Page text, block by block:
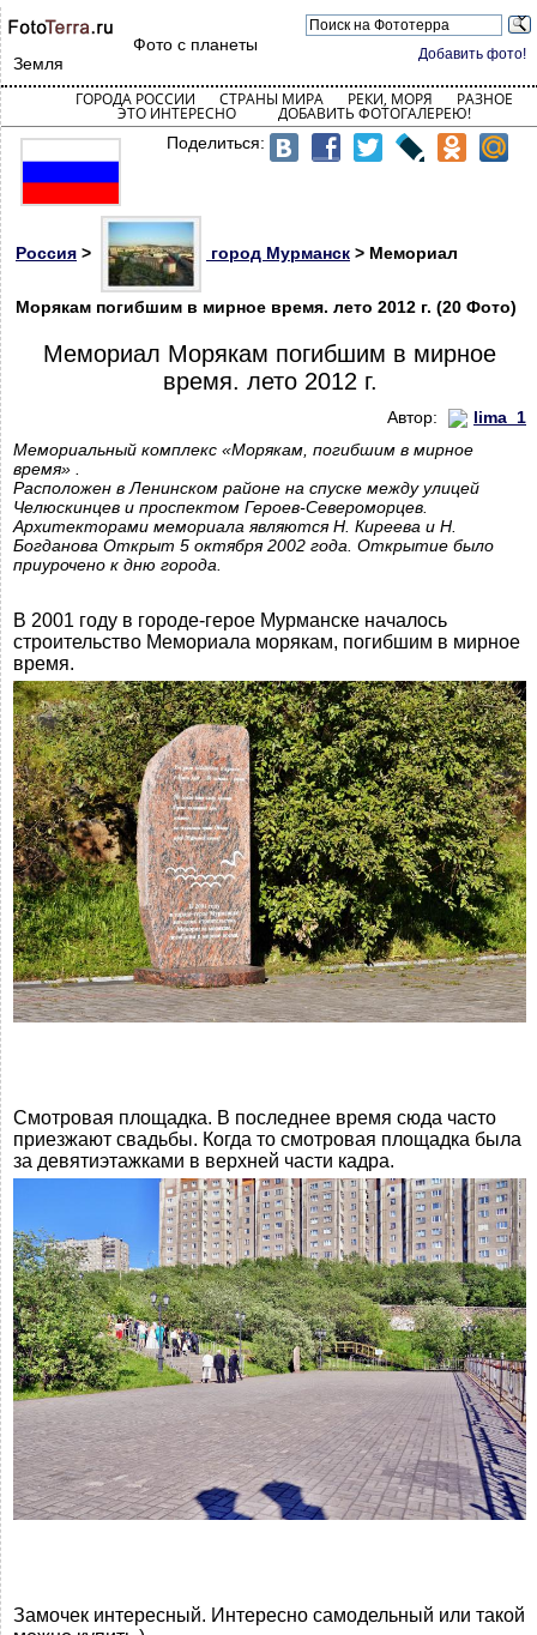
Добавить фото!
Фото с планеты
Земля
ГОРОДА РОССИИ СТРАНЫ МИРА РЕКИ, МОРЯ РАЗНОЕ
ЭТО ИНТЕРЕСНО ДОБАВИТЬ ФОТОГАЛЕРЕЮ!
Поделиться:
Россия > город Мурманск > Мемориал
Морякам погибшим в мирное время. лето 2012 г. (20 Фото)
Мемориал Морякам погибшим в мирное
время. лето 2012 г.
Автор:
lima_1
Мемориальный комплекс «Морякам, погибшим в мирное
время» .
Расположен в Ленинском районе на спуске между улицей
Челюскинцев и проспектом Героев-Североморцев.
Архитекторами мемориала являются Н. Киреева и Н.
Богданова Открыт 5 октября 2002 года. Открытие было
приурочено к дню города.
В 2001 году в городе-герое Мурманске началось
строительство Мемориала морякам, погибшим в мирное
время.
Смотровая площадка. В последнее время сюда часто
приезжают свадьбы. Когда то смотровая площадка была
за девятиэтажками в верхней части кадра.
Замочек интересный. Интересно самодельный или такой